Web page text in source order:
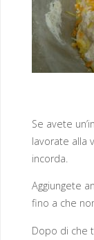
Se avete
lavorate alla
incorda.
Aggiungete
fino a che
Dopo di che